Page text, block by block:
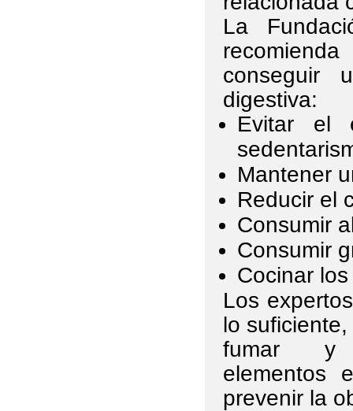
La
conseguir
digestiva:
Evitar el
Mantener
Reducir el
Consumir
Consumir
Cocinar
Los
lo
fumar y
elementos
prevenir la